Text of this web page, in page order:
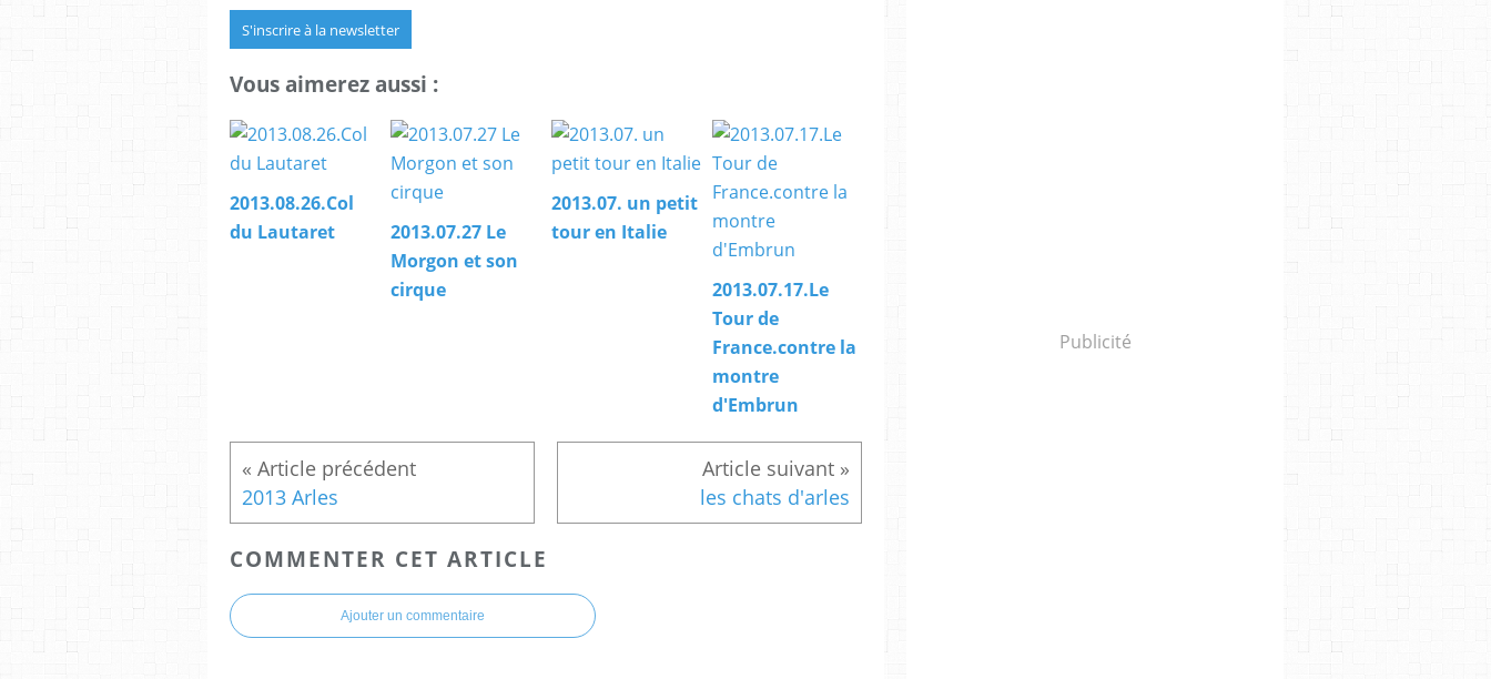
S'inscrire à la newsletter
Vous aimerez aussi :
2013.08.26.Col
du Lautaret
2013.07.27 Le
Morgon et son
cirque
2013.07. un petit
tour en Italie
2013.07.17.Le
Tour de
France.contre la
montre
d'Embrun
2013 Arles les chats d'arles
COMMENTER CET ARTICLE
Ajouter un commentaire
Publicité